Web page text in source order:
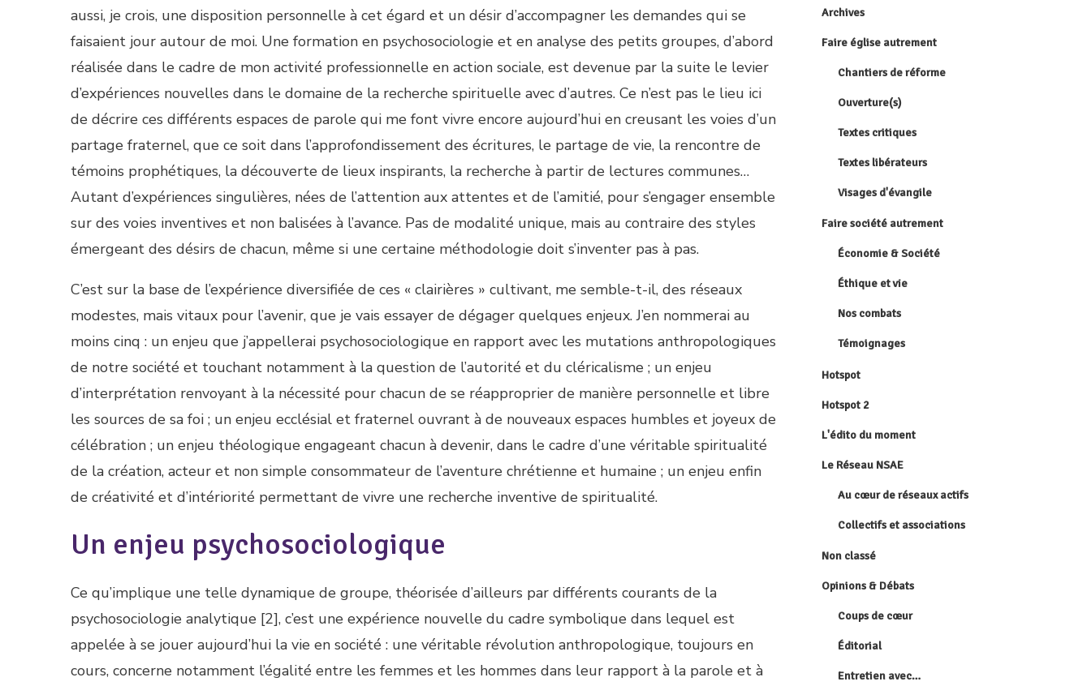
aussi, je crois, une disposition personnelle à cet égard et un désir d’accompagner les demandes qui se
faisaient jour autour de moi. Une formation en psychosociologie et en analyse des petits groupes, d’abord
réalisée dans le cadre de mon activité professionnelle en action sociale, est devenue par la suite le levier
d’expériences nouvelles dans le domaine de la recherche spirituelle avec d’autres. Ce n’est pas le lieu ici
de décrire ces différents espaces de parole qui me font vivre encore aujourd’hui en creusant les voies d’un
partage fraternel, que ce soit dans l’approfondissement des écritures, le partage de vie, la rencontre de
témoins prophétiques, la découverte de lieux inspirants, la recherche à partir de lectures communes…
Autant d’expériences singulières, nées de l’attention aux attentes et de l’amitié, pour s’engager ensemble
sur des voies inventives et non balisées à l’avance. Pas de modalité unique, mais au contraire des styles
émergeant des désirs de chacun, même si une certaine méthodologie doit s’inventer pas à pas.
C’est sur la base de l’expérience diversifiée de ces « clairières » cultivant, me semble-t-il, des réseaux
modestes, mais vitaux pour l’avenir, que je vais essayer de dégager quelques enjeux. J’en nommerai au
moins cinq : un enjeu que j’appellerai psychosociologique en rapport avec les mutations anthropologiques
de notre société et touchant notamment à la question de l’autorité et du cléricalisme ; un enjeu
d’interprétation renvoyant à la nécessité pour chacun de se réapproprier de manière personnelle et libre
les sources de sa foi ; un enjeu ecclésial et fraternel ouvrant à de nouveaux espaces humbles et joyeux de
célébration ; un enjeu théologique engageant chacun à devenir, dans le cadre d’une véritable spiritualité
de la création, acteur et non simple consommateur de l’aventure chrétienne et humaine ; un enjeu enfin
de créativité et d’intériorité permettant de vivre une recherche inventive de spiritualité.
Un enjeu psychosociologique
Ce qu’implique une telle dynamique de groupe, théorisée d’ailleurs par différents courants de la
psychosociologie analytique [2], c’est une expérience nouvelle du cadre symbolique dans lequel est
appelée à se jouer aujourd’hui la vie en société : une véritable révolution anthropologique, toujours en
cours, concerne notamment l’égalité entre les femmes et les hommes dans leur rapport à la parole et à
Archives
Faire église autrement
Chantiers de réforme
Ouverture(s)
Textes critiques
Textes libérateurs
Visages d'évangile
Faire société autrement
Économie & Société
Éthique et vie
Nos combats
Témoignages
Hotspot
Hotspot 2
L'édito du moment
Le Réseau NSAE
Au cœur de réseaux actifs
Collectifs et associations
Non classé
Opinions & Débats
Coups de cœur
Éditorial
Entretien avec…